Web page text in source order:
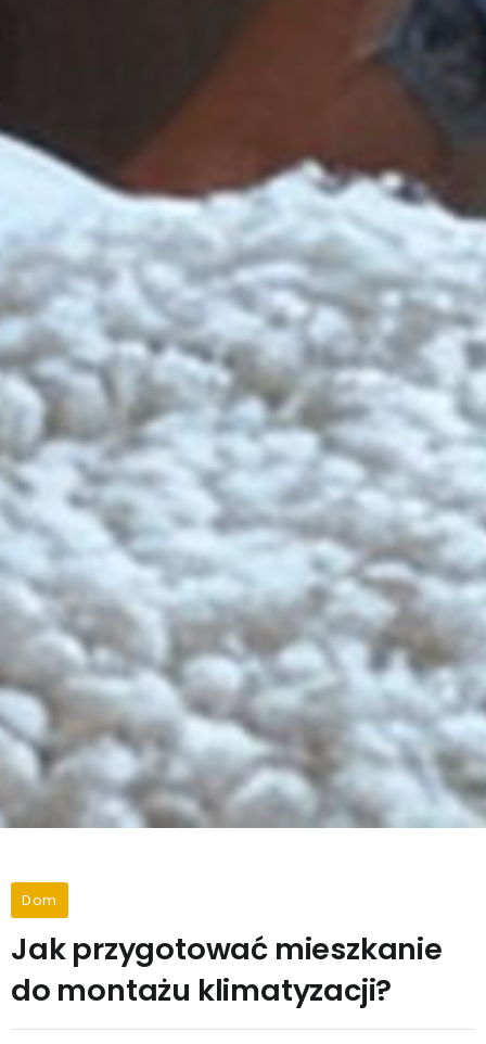
Dom
Jak przygotować mieszkanie
do montażu klimatyzacji?